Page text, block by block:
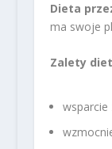
Dieta
ma swoje
Zalety
wsparcie